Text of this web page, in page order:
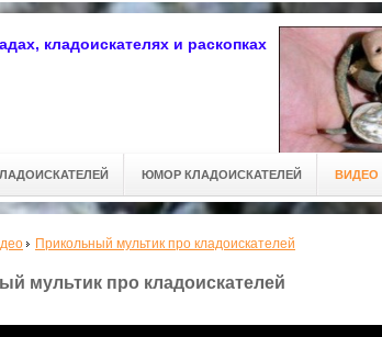
кладоискателях и раскопках
ЮМОР КЛАДОИСКАТЕЛЕЙ ВИДЕО
Прикольный мультик про кладоискателей
мультик про кладоискателей